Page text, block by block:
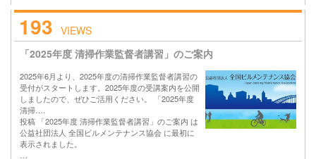
193 VIEWS
「2025年度 清掃作業監督者講習」のご案内
2025年6月より、2025年度の清掃作業監督者講習の
受付がスタートします。2025年度の受講案内を公開
しましたので、ぜひご活用ください。 「2025年度
清掃….
投稿 「2025年度 清掃作業監督者講習」のご案内 は
公益社団法人 全国ビルメンテナンス協会 に最初に
表示されました。